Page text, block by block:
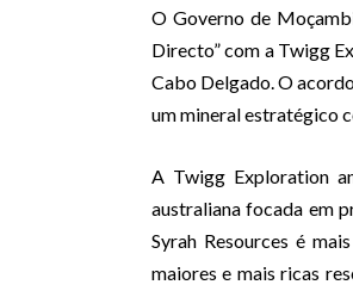
O Governo de
Directo” com a Twigg
Cabo Delgado. O
um mineral estratégico
A Twigg Exploration
australiana focada em
Syrah Resources é
maiores e mais ricas